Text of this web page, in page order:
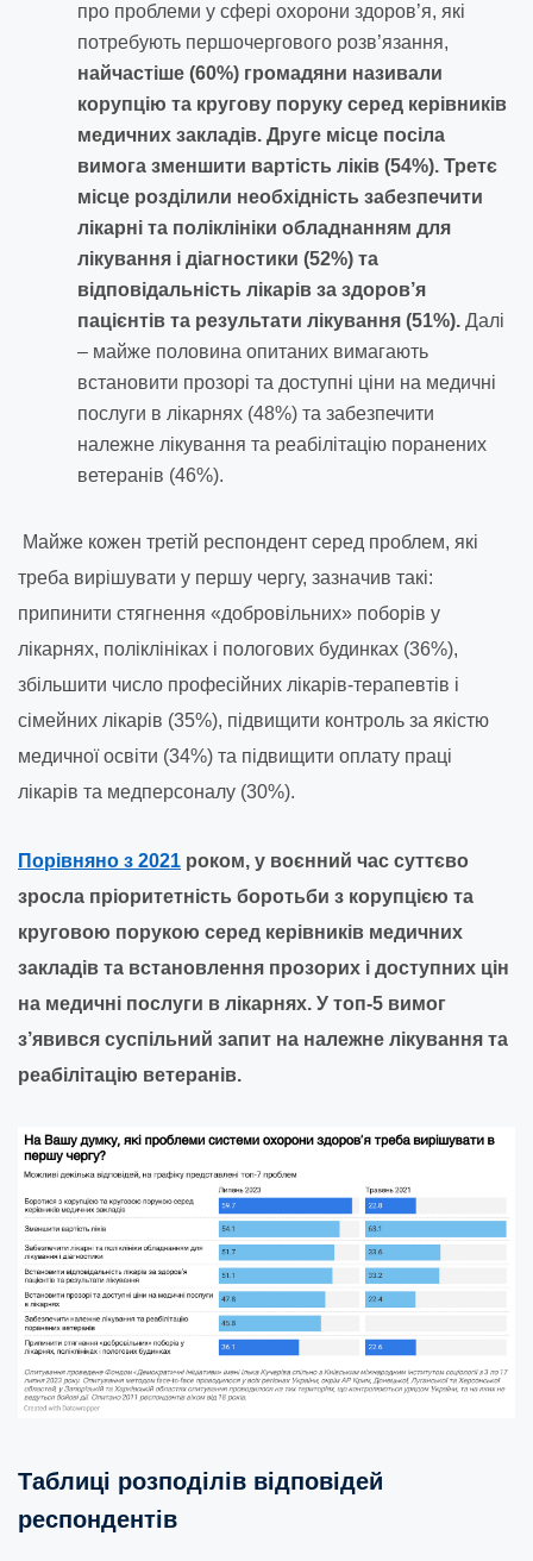
про проблеми у сфері охорони здоров’я, які
потребують першочергового розв’язання,
найчастіше (60%) громадяни називали
корупцію та кругову поруку серед керівників
медичних закладів. Друге місце посіла
вимога зменшити вартість ліків (54%). Третє
місце розділили необхідність забезпечити
лікарні та поліклініки обладнанням для
лікування і діагностики (52%) та
відповідальність лікарів за здоров’я
пацієнтів та результати лікування (51%). Далі
– майже половина опитаних вимагають
встановити прозорі та доступні ціни на медичні
послуги в лікарнях (48%) та забезпечити
належне лікування та реабілітацію поранених
ветеранів (46%).
Майже кожен третій респондент серед проблем, які
треба вирішувати у першу чергу, зазначив такі:
припинити стягнення «добровільних» поборів у
лікарнях, поліклініках і пологових будинках (36%),
збільшити число професійних лікарів-терапевтів і
сімейних лікарів (35%), підвищити контроль за якістю
медичної освіти (34%) та підвищити оплату праці
лікарів та медперсоналу (30%).
Порівняно з 2021 роком, у воєнний час суттєво
зросла пріоритетність боротьби з корупцією та
круговою порукою серед керівників медичних
закладів та встановлення прозорих і доступних цін
на медичні послуги в лікарнях. У топ-5 вимог
з’явився суспільний запит на належне лікування та
реабілітацію ветеранів.
Таблиці розподілів відповідей
респондентів